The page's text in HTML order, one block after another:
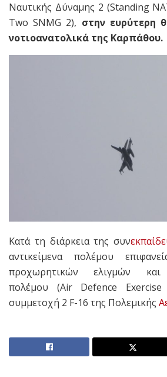
Ναυτικής Δύναμης 2 (Standing
Two SNMG 2), στην ευρύτερη
νοτιοανατολικά της Καρπάθου.
Κατά τη διάρκειατης συν
αντικείμεναπολέμου
προχωρητικών ελιγμών και
πολέμου (Air Defence Exercise
συμμετοχή 2 F-16 της Πολεμικής